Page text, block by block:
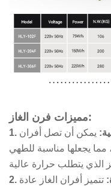
مميزات فرن الغاز:
يمكن أن تصل أفران
مما يجعلها مناسبة للطهي
تتميز أفران الغاز عادة